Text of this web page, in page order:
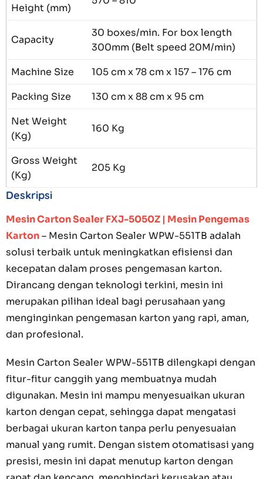
Height (mm)
Capacity
30 boxes/min. For box length
300mm (Belt speed 20M/min)
Machine Size
105 cm x 78 cm x 157 – 176 cm
Packing Size
130 cm x 88 cm x 95 cm
Net Weight
(Kg)
160 Kg
Gross Weight
(Kg)
205 Kg
Deskripsi
Mesin Carton Sealer FXJ-5050Z | Mesin Pengemas
Karton– Mesin Carton Sealer WPW-551TB adalah
solusi terbaik untuk meningkatkan efisiensi dan
kecepatan dalam proses pengemasan karton.
Dirancang dengan teknologi terkini, mesin ini
merupakan pilihan ideal bagi perusahaan yang
menginginkan pengemasan karton yang rapi, aman,
dan profesional.
Mesin Carton Sealer WPW-551TB dilengkapi dengan
fitur-fitur canggih yang membuatnya mudah
digunakan. Mesin ini mampu menyesuaikan ukuran
karton dengan cepat, sehingga dapat mengatasi
berbagai ukuran karton tanpa perlu penyesuaian
manual yang rumit. Dengan sistem otomatisasi yang
presisi, mesin ini dapat menutup karton dengan